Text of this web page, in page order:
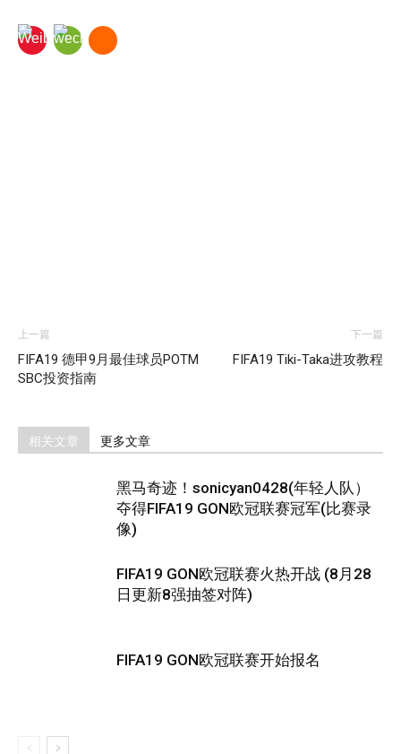
上一篇
FIFA19 德甲9月最佳球员POTM
SBC投资指南
下一篇
FIFA19 Tiki-Taka进攻教程
相关文章 更多文章
黑马奇迹！sonicyan0428(年轻人队）
夺得FIFA19 GON欧冠联赛冠军(比赛录
像)
FIFA19 GON欧冠联赛火热开战 (8月28
日更新8强抽签对阵)
FIFA19 GON欧冠联赛开始报名